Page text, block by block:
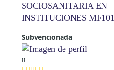
SOCIOSANITARIA EN
INSTITUCIONES
Subvencionada
0